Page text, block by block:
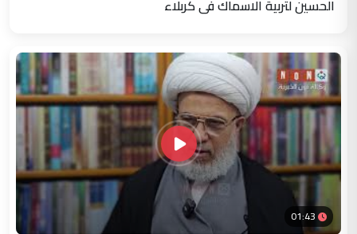
الحسين لتربية الاسماك في كربلاء
01:43